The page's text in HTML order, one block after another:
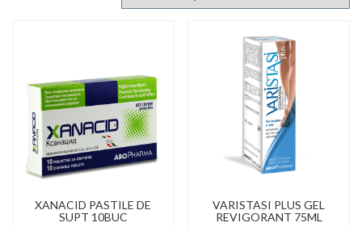
mai
XANACID PASTILE DE
SUPT 10BUC
VARISTASI PLUS GEL
REVIGORANT 75ML